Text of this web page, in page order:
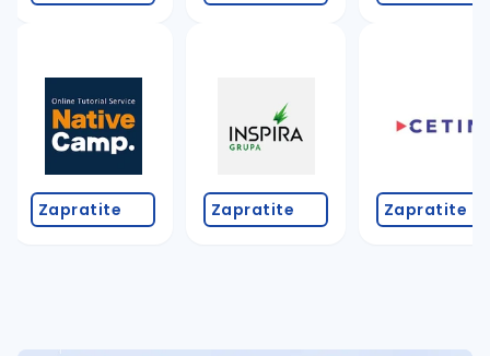
Zapratite Zapratite Zapratite